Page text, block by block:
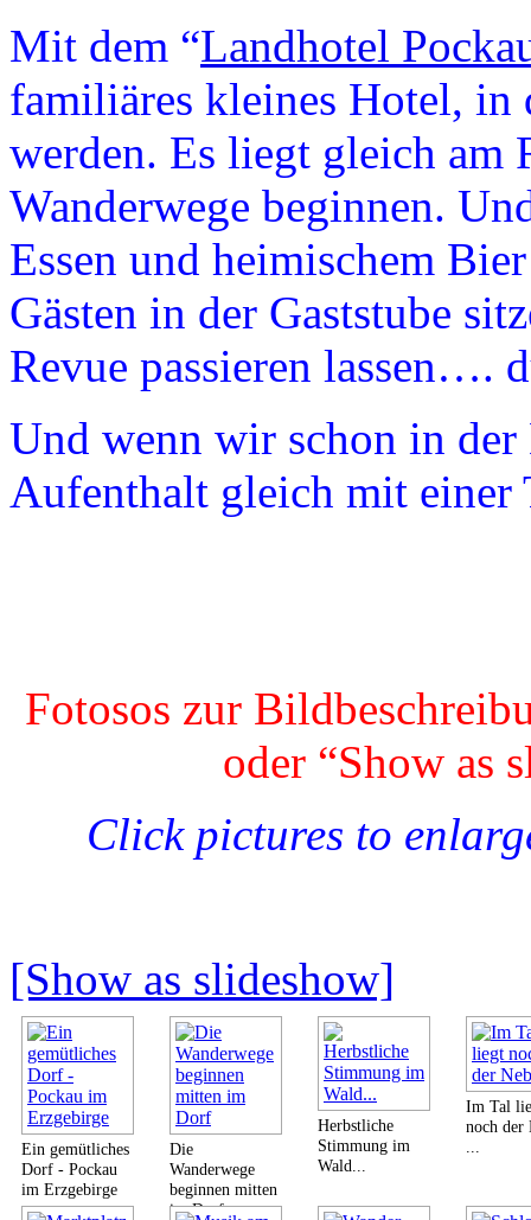
Mit dem “Landhotel
familiäres kleines Hotel,
werden. Es liegt gleich am
Wanderwege beginnen.
Essen und heimischem
Gästen in der Gaststube
Revue passieren lassen….
Und wenn wir schon in
Aufenthalt gleich mit einer
Fotosos zur
oder “Show as
Click pictures to
[Show as slideshow]
Ein gemütliches
Dorf - Pockau
im Erzgebirge
Die
Wanderwege
beginnen mitten
im Dorf
Herbstliche
Stimmung im
Wald...
Im Tal
noch der